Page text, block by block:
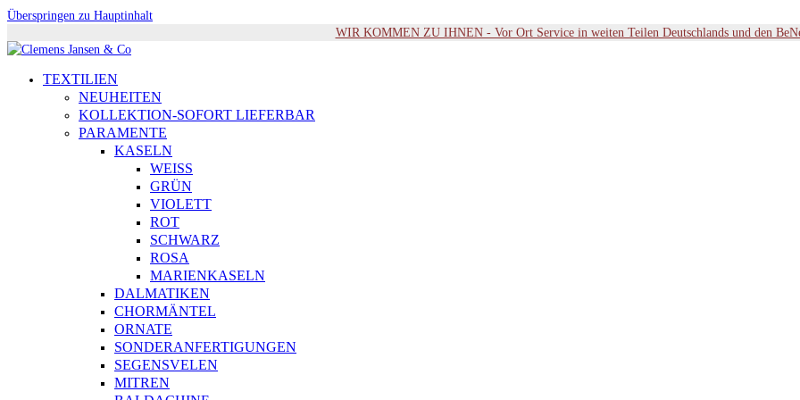
Überspringen zu Hauptinhalt
WIR KOMMEN ZU IHNEN - Vor Ort Service in weiten Teilen Deutschlands und den
TEXTILIEN
NEUHEITEN
KOLLEKTION-SOFORT LIEFERBAR
PARAMENTE
KASELN
WEISS
GRÜN
VIOLETT
ROT
SCHWARZ
ROSA
MARIENKASELN
DALMATIKEN
CHORMÄNTEL
ORNATE
SONDERANFERTIGUNGEN
SEGENSVELEN
MITREN